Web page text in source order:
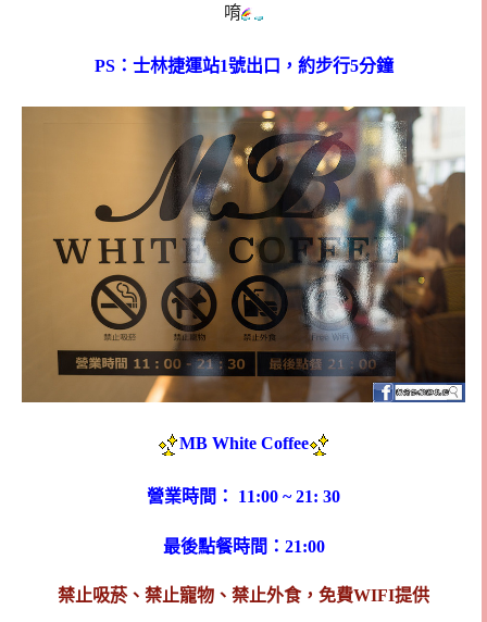
唷
PS：士林捷運站1號出口，約步行5分鐘
MB White Coffee
營業時間： 11:00 ~ 21: 30
最後點餐時間：21:00
禁止吸菸、禁止寵物、禁止外食，免費WIFI提供